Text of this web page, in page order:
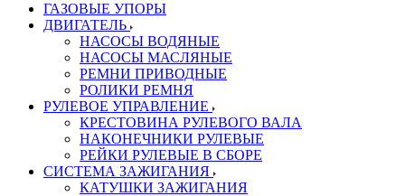
ГАЗОВЫЕ УПОРЫ
ДВИГАТЕЛЬ
НАСОСЫ ВОДЯНЫЕ
НАСОСЫ МАСЛЯНЫЕ
РЕМНИ ПРИВОДНЫЕ
РОЛИКИ РЕМНЯ
РУЛЕВОЕ УПРАВЛЕНИЕ
КРЕСТОВИНА РУЛЕВОГО ВАЛА
НАКОНЕЧНИКИ РУЛЕВЫЕ
РЕЙКИ РУЛЕВЫЕ В СБОРЕ
СИСТЕМА ЗАЖИГАНИЯ
КАТУШКИ ЗАЖИГАНИЯ